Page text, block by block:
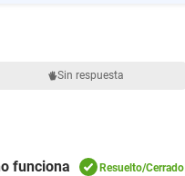
Sin respuesta
funciona
Resuelto/Cerrado